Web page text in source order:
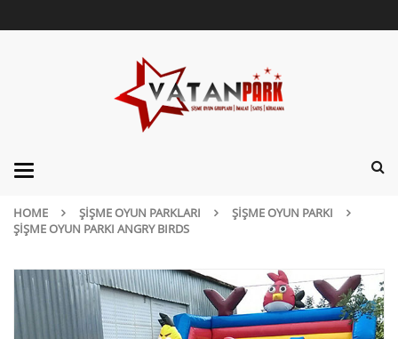
Categories
HOME ŞIŞME OYUN PARKLARI
ŞIŞME OYUN PARKI
ŞIŞME OYUN PARKI ANGRY BIRDS